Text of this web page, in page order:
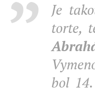
Je
torte,
bol